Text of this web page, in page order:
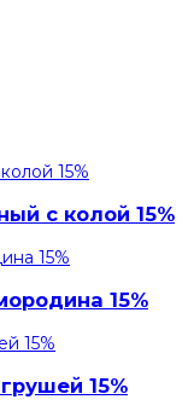
с колой 15%
15%
15%